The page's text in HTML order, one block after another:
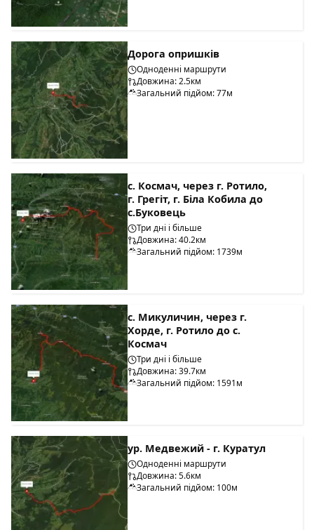
Дорога опришків
Одноденні маршрути
Довжина: 2.5км
Загальний підйом: 77м
с. Космач, через г. Ротило,
г. Грегіт, г. Біла Кобила до
с.Буковець
Три дні і більше
Довжина: 40.2км
Загальний підйом: 1739м
с. Микуличин, через г.
Хорде, г. Ротило до с.
Космач
Три дні і більше
Довжина: 39.7км
Загальний підйом: 1591м
ур. Медвежий - г. Куратул
Одноденні маршрути
Довжина: 5.6км
Загальний підйом: 100м